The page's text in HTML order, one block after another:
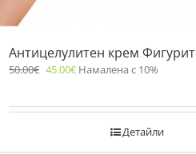
Антицелулитен крем Фигурит
50.00€ 45.00€ Намалена с 10%
Детайли